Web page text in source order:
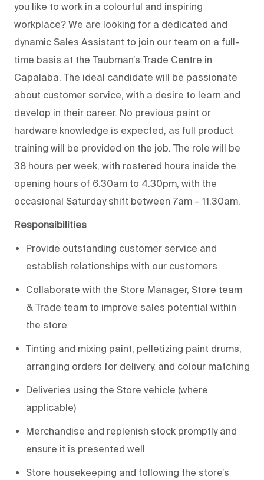
you like to work in a colourful and inspiring
workplace? We are looking for a dedicated and
dynamic Sales Assistant to join our team on a full-
time basis at the Taubman’s Trade Centre in
Capalaba. The ideal candidate will be passionate
about customer service, with a desire to learn and
develop in their career. No previous paint or
hardware knowledge is expected, as full product
training will be provided on the job. The role will be
38 hours per week, with rostered hours inside the
opening hours of 6.30am to 4.30pm, with the
occasional Saturday shift between 7am – 11.30am.
Responsibilities
Provide outstanding customer service and
establish relationships with our customers
Collaborate with the Store Manager, Store team
& Trade team to improve sales potential within
the store
Tinting and mixing paint, pelletizing paint drums,
arranging orders for delivery, and colour matching
Deliveries using the Store vehicle (where
applicable)
Merchandise and replenish stock promptly and
ensure it is presented well
Store housekeeping and following the store’s